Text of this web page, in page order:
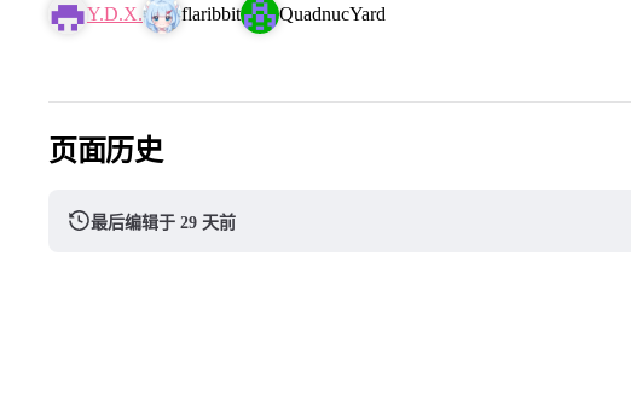
Y.D.X. flaribbit QuadnucYard
页面历史
最后编辑于 29 天前